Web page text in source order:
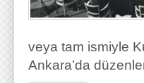
veya tam ismiyle
Ankara’da